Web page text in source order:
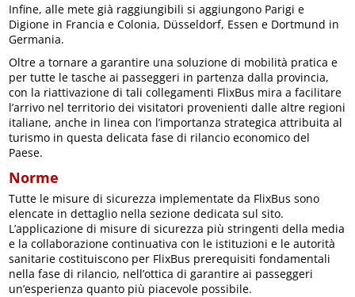
Infine, alle mete già raggiungibili si aggiungono Parigi e
Digione in Francia e Colonia, Düsseldorf, Essen e Dortmund in
Germania.
Oltre a tornare a garantire una soluzione di mobilità pratica e
per tutte le tasche ai passeggeri in partenza dalla provincia,
con la riattivazione di tali collegamenti FlixBus mira a facilitare
l’arrivo nel territorio dei visitatori provenienti dalle altre regioni
italiane, anche in linea con l’importanza strategica attribuita al
turismo in questa delicata fase di rilancio economico del
Paese.
Norme
Tutte le misure di sicurezza implementate da FlixBus sono
elencate in dettaglio nella sezione dedicata sul sito.
L’applicazione di misure di sicurezza più stringenti della media
e la collaborazione continuativa con le istituzioni e le autorità
sanitarie costituiscono per FlixBus prerequisiti fondamentali
nella fase di rilancio, nell’ottica di garantire ai passeggeri
un’esperienza quanto più piacevole possibile.